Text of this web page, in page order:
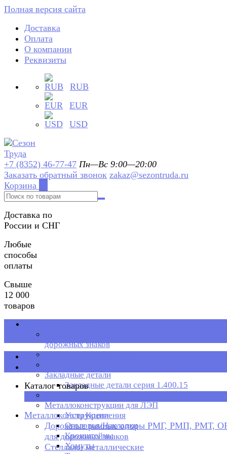
Полная версия сайта
Доставка
Оплата
О компании
Реквизиты
RUB
EUR
USD
+7 (8352) 46-77-47 Пн—Вс 9:00—20:00
Заказать обратный звонок zakaz@sezontruda.ru
Корзина
Доставка по
России и СНГ
Любые
способы
оплаты
Свыше
12 000
товаров
дорожных знаков
Стеллажи металлические
Закладные детали
Закладные детали серия 1.400.15
Металлоконструкции для ЛЭП
Узлы Крепления
Оголовья/Накладки
Кронштейны
Хомуты
Каталог товаров
Каталог товаров
Металлоконструкции
Дорожные рамные опоры РМГ, РМП, РМТ,
для дорожных знаков
Стеллажи металлические